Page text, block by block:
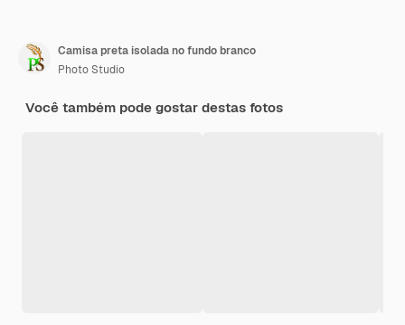
Camisa preta isolada no fundo branco
Photo Studio
Você também pode gostar destas fotos